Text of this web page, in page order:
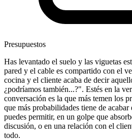
Presupuestos
Has levantado el suelo y las viguetas
pared y el cable es compartido con el
cocina y el cliente acaba de decir
¿podríamos también...?". Estés en la
conversación es la que más temen los
que más probabilidades tiene de
puedes permitir, en un golpe que
discusión, o en una relación con el
todo.